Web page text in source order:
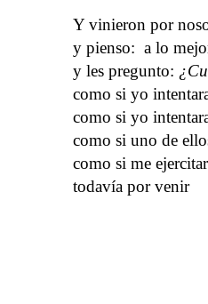
Y vinieron por
y pienso: a lo
y les pregunto:
como si yo
como si yo
como si uno de
como si me
todavía por venir